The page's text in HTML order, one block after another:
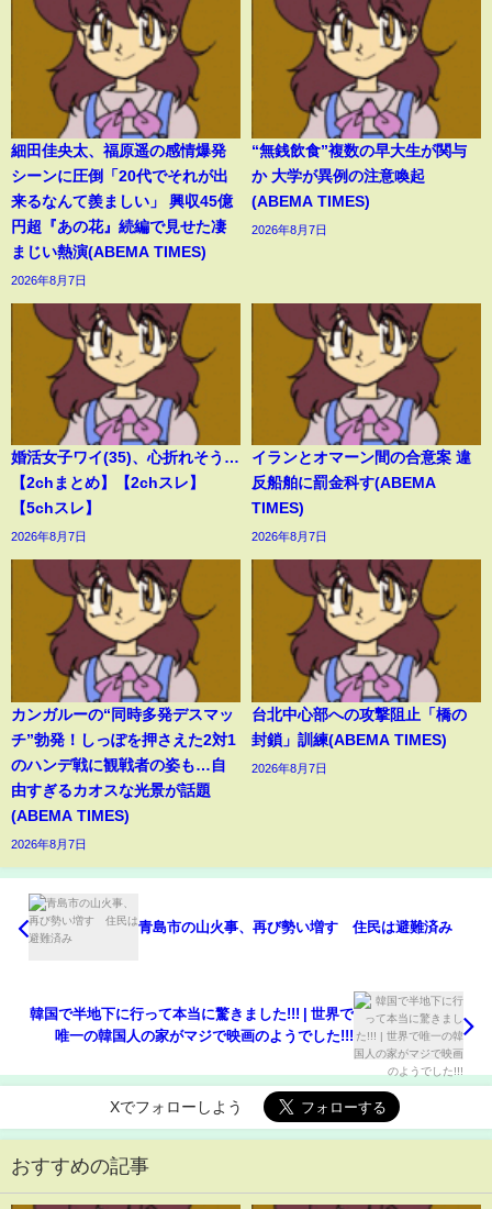
細田佳央太、福原遥の感情爆発
シーンに圧倒「20代でそれが出
来るなんて羨ましい」 興収45億
円超『あの花』続編で見せた凄
まじい熱演(ABEMA TIMES)
2026年8月7日
“無銭飲食”複数の早大生が関与
か 大学が異例の注意喚起
(ABEMA TIMES)
2026年8月7日
婚活女子ワイ(35)、心折れそう…
【2chまとめ】【2chスレ】
【5chスレ】
2026年8月7日
イランとオマーン間の合意案 違
反船舶に罰金科す(ABEMA
TIMES)
2026年8月7日
カンガルーの“同時多発デスマッ
チ”勃発！しっぽを押さえた2対1
のハンデ戦に観戦者の姿も…自
由すぎるカオスな光景が話題
(ABEMA TIMES)
2026年8月7日
台北中心部への攻撃阻止「橋の
封鎖」訓練(ABEMA TIMES)
2026年8月7日
青島市の山火事、再び勢い増す 住民は避難済み
韓国で半地下に行って本当に驚きました!!! | 世界で
唯一の韓国人の家がマジで映画のようでした!!!
Xでフォローしよう
おすすめの記事